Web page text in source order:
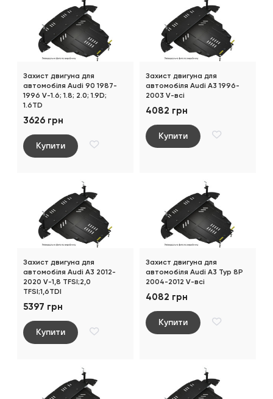
Захист двигуна для
автомобіля Audi 90 1987-
1996 V-1.6; 1.8; 2.0; 1.9D;
1.6TD
3626 грн
Купити
Захист двигуна для
автомобіля Audi A3 1996-
2003 V-всі
4082 грн
Купити
Захист двигуна для
автомобіля Audi A3 2012-
2020 V-1,8 TFSI;2,0
TFSI;1,6TDI
5397 грн
Купити
Захист двигуна для
автомобіля Audi A3 Typ 8P
2004-2012 V-всі
4082 грн
Купити